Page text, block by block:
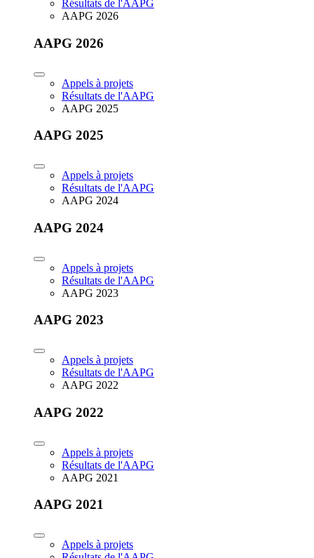
Résultats de l'AAPG
AAPG 2026
AAPG 2026
Appels à projets
Résultats de l'AAPG
AAPG 2025
AAPG 2025
Appels à projets
Résultats de l'AAPG
AAPG 2024
AAPG 2024
Appels à projets
Résultats de l'AAPG
AAPG 2023
AAPG 2023
Appels à projets
Résultats de l'AAPG
AAPG 2022
AAPG 2022
Appels à projets
Résultats de l'AAPG
AAPG 2021
AAPG 2021
Appels à projets